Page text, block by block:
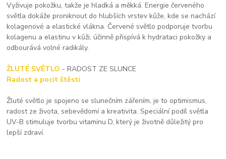
Vyživuje pokožku, takže je hladká a měkká. Energie červeného
světla dokáže proniknout do hlubších vrstev kůže, kde se nachází
kolagenové a elastické vlákna. Červené světlo podporuje tvorbu
kolagenu a elastinu v kůži, účinně přispívá k hydrataci pokožky a
odbourává volné radikály.
ŽLUTÉ SVĚTLO - RADOST ZE SLUNCE
Radost a pocit štěstí
Žluté světlo je spojeno se slunečním zářením, je to optimismus,
radost ze života, sebevědomí a kreativita. Speciální podíl světla
UV-B stimuluje tvorbu vitaminu D, který je životně důležitý pro
lepší zdraví.